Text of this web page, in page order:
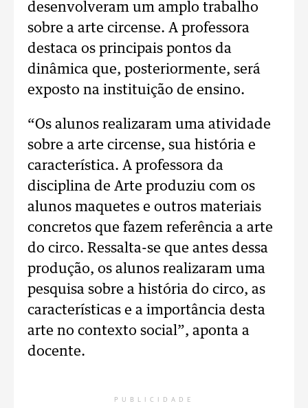
desenvolveram um amplo trabalho
sobre a arte circense. A professora
destaca os principais pontos da
dinâmica que, posteriormente, será
exposto na instituição de ensino.
“Os alunos realizaram uma atividade
sobre a arte circense, sua história e
característica. A professora da
disciplina de Arte produziu com os
alunos maquetes e outros materiais
concretos que fazem referência a arte
do circo. Ressalta-se que antes dessa
produção, os alunos realizaram uma
pesquisa sobre a história do circo, as
características e a importância desta
arte no contexto social”, aponta a
docente.
PUBLICIDADE